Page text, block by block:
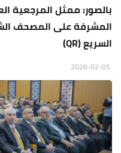
بالصور: ممثل المرجعية
المشرفة على المصحف
السريع (QR)